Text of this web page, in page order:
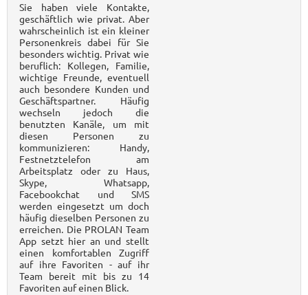
Sie haben viele Kontakte,
geschäftlich wie privat. Aber
wahrscheinlich ist ein kleiner
Personenkreis dabei für Sie
besonders wichtig. Privat wie
beruflich: Kollegen, Familie,
wichtige Freunde, eventuell
auch besondere Kunden und
Geschäftspartner. Häufig
wechseln jedoch die
benutzten Kanäle, um mit
diesen Personen zu
kommunizieren: Handy,
Festnetztelefon am
Arbeitsplatz oder zu Haus,
Skype, Whatsapp,
Facebookchat und SMS
werden eingesetzt um doch
häufig dieselben Personen zu
erreichen. Die PROLAN Team
App setzt hier an und stellt
einen komfortablen Zugriff
auf ihre Favoriten - auf ihr
Team bereit mit bis zu 14
Favoriten auf einen Blick.